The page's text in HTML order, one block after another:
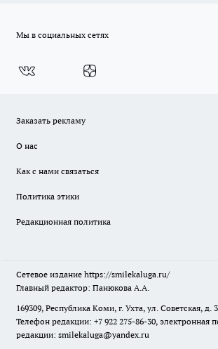
Мы в социальных сетях
Заказать рекламу
О нас
Как с нами связаться
Политика этики
Редакционная политика
Сетевое издание https://smilekaluga.ru/
Главный редактор: Панюкова А.А.
169309, Республика Коми, г. Ухта, ул. Советская, д.
Телефон редакции: +7 922 275-86-30, электронная
редакции: smilekaluga@yandex.ru